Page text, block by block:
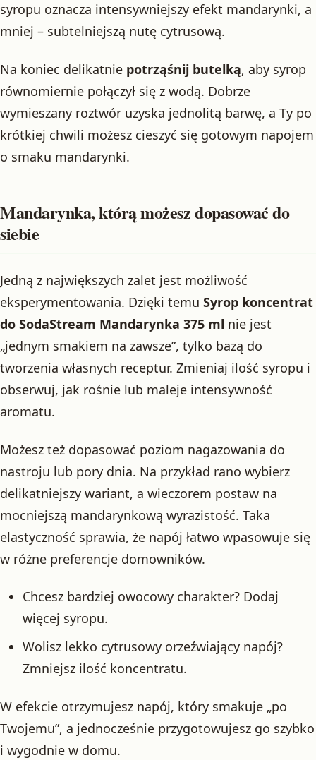
syropu oznacza intensywniejszy efekt mandarynki, a
mniej – subtelniejszą nutę cytrusową.
Na koniec delikatnie potrząśnij butelką, aby syrop
równomiernie połączył się z wodą. Dobrze
wymieszany roztwór uzyska jednolitą barwę, a Ty po
krótkiej chwili możesz cieszyć się gotowym napojem
o smaku mandarynki.
Mandarynka, którą możesz dopasować do
siebie
Jedną z największych zalet jest możliwość
eksperymentowania. Dzięki temu Syrop koncentrat
do SodaStream Mandarynka 375 ml nie jest
„jednym smakiem na zawsze”, tylko bazą do
tworzenia własnych receptur. Zmieniaj ilość syropu i
obserwuj, jak rośnie lub maleje intensywność
aromatu.
Możesz też dopasować poziom nagazowania do
nastroju lub pory dnia. Na przykład rano wybierz
delikatniejszy wariant, a wieczorem postaw na
mocniejszą mandarynkową wyrazistość. Taka
elastyczność sprawia, że napój łatwo wpasowuje się
w różne preferencje domowników.
Chcesz bardziej owocowy charakter? Dodaj
więcej syropu.
Wolisz lekko cytrusowy orzeźwiający napój?
Zmniejsz ilość koncentratu.
W efekcie otrzymujesz napój, który smakuje „po
Twojemu”, a jednocześnie przygotowujesz go szybko
i wygodnie w domu.